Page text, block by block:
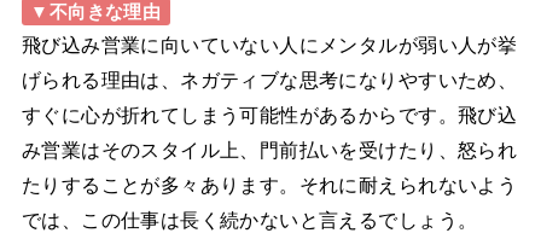
▼不向きな理由
飛び込み営業に向いていない人にメンタルが弱い人が挙
げられる理由は、ネガティブな思考になりやすいため、
すぐに心が折れてしまう可能性があるからです。飛び込
み営業はそのスタイル上、門前払いを受けたり、怒られ
たりすることが多々あります。それに耐えられないよう
では、この仕事は長く続かないと言えるでしょう。